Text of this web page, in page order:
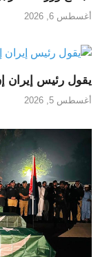
أغسطس 6, 2026
يقول رئيس إيران
أغسطس 5, 2026